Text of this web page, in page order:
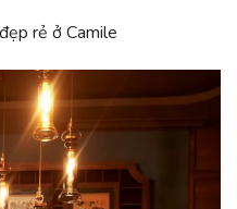
rẻ ở Camile